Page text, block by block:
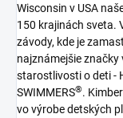
Wisconsin v USA
150 krajinách sveta.
závody, kde je
najznámejšie
starostlivosti o deti -
SWIMMERS®.
vo výrobe detských